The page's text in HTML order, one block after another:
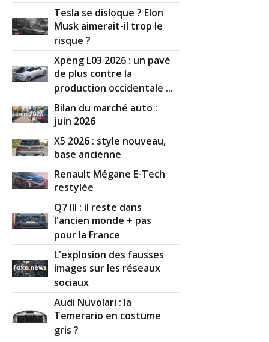
Tesla se disloque ? Elon
Musk aimerait-il trop le
risque ?
Xpeng L03 2026 : un pavé
de plus contre la
production occidentale ...
Bilan du marché auto :
juin 2026
X5 2026 : style nouveau,
base ancienne
Renault Mégane E-Tech
restylée
Q7 III : il reste dans
l'ancien monde + pas
pour la France
L'explosion des fausses
images sur les réseaux
sociaux
Audi Nuvolari : la
Temerario en costume
gris ?